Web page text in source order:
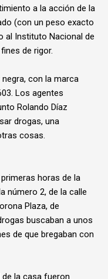
a la acción de la
(con un peso exacto
al Instituto Nacional de
de rigor.
con la marca
Los agentes
Rolando Díaz
drogas, una
cosas.
horas de la
número 2, de la calle
Plaza, de
buscaban a unos
de que bregaban con
de la casa fueron